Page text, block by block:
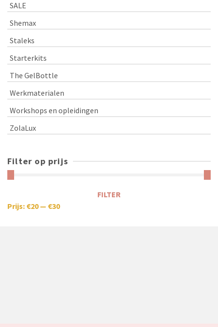
SALE
Shemax
Staleks
Starterkits
The GelBottle
Werkmaterialen
Workshops en opleidingen
ZolaLux
Filter op prijs
FILTER
Prijs: €20— €30